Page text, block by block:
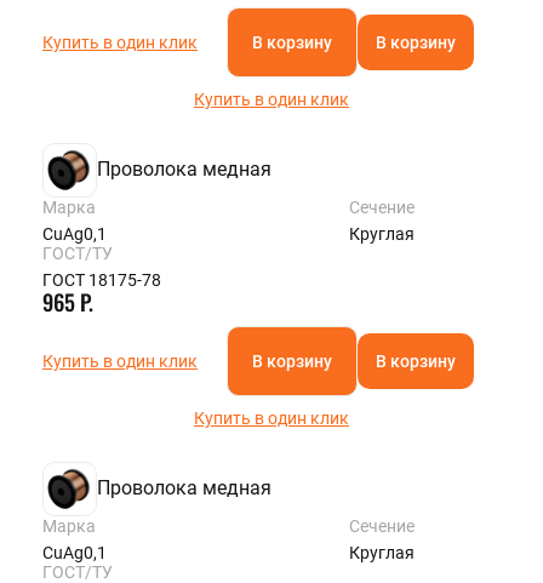
Купить в один клик В корзину В корзину
Купить в один клик
Проволока медная
Марка
CuAg0,1
Сечение
Круглая
ГОСТ/ТУ
ГОСТ 18175-78
965 Р.
Купить в один клик В корзину В корзину
Купить в один клик
Проволока медная
Марка
CuAg0,1
Сечение
Круглая
ГОСТ/ТУ